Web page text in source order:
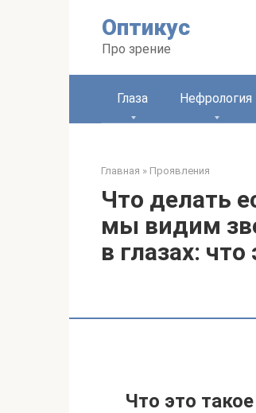
Оптикус
Про зрение
Глаза Нефрология
Главная » Проявления
Что делать
мы видим
в глазах:
Что это такое